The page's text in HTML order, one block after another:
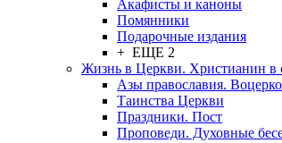
Акафисты и каноны
Помянники
Подарочные издания
+ ЕЩЕ 2
Жизнь в Церкви. Христианин в
Азы православия.
Таинства Церкви
Праздники. Пост
Проповеди. Духовные